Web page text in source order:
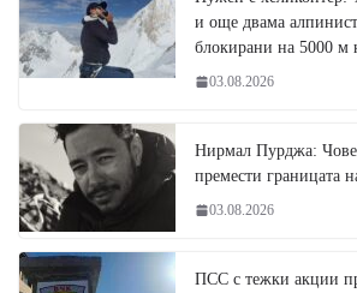
и още двама
блокирани на 5000 м
03.08.2026
Нирмал Пурджа:
премести границата
03.08.2026
ПСС с тежки акции